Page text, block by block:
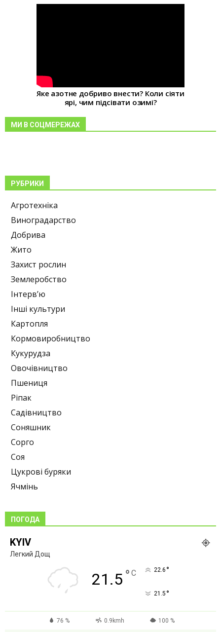
Яке азотне добриво внести? Коли сіяти
ярі, чим підсівати озимі?
МИ В СОЦМЕРЕЖАХ
РУБРИКИ
Агротехніка
Виноградарство
Добрива
Жито
Захист рослин
Землеробство
Інтерв’ю
Інші культури
Картопля
Кормовиробництво
Кукурудза
Овочівництво
Пшениця
Ріпак
Садівництво
Соняшник
Сорго
Соя
Цукрові буряки
Ячмінь
ПОГОДА
KYIV
Легкий Дощ
21.5 ° C 22.6 °
21.5 °
76 % 0.9kmh 100 %